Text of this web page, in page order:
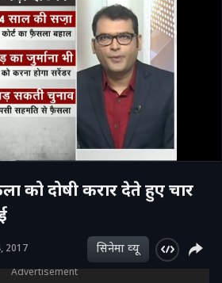
को दोषी करार देते हुए चार
2017 सिनेमा व्‍यू
Advertisement